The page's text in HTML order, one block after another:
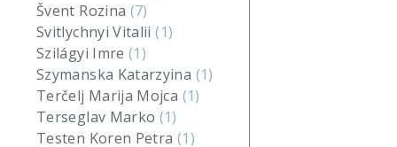
Švent Rozina (7)
Svitlychnyi Vitalii(1)
Szilágyi Imre(1)
Szymanska Katarzyina (1)
Terčelj Marija Mojca (1)
Terseglav Marko (1)
Testen Koren Petra (1)